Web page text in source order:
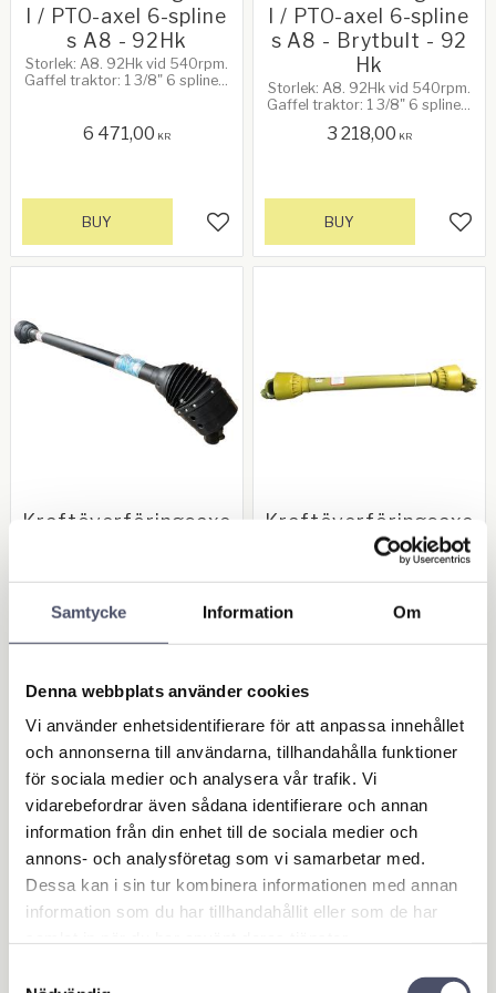
Samtycke Information Om
Denna webbplats använder cookies
Vi använder enhetsidentifierare för att anpassa innehållet
och annonserna till användarna, tillhandahålla funktioner
för sociala medier och analysera vår trafik. Vi
vidarebefordrar även sådana identifierare och annan
information från din enhet till de sociala medier och
annons- och analysföretag som vi samarbetar med.
Dessa kan i sin tur kombinera informationen med annan
information som du har tillhandahållit eller som de har
l / PTO-axel 6-spline
s A8 - 92Hk
Storlek: A8. 92Hk vid 540rpm.
Gaffel traktor: 1 3/8" 6 splines,
snabbkoppling. Se mer info
nedan!
6 471,00 KR
Add to favorites
BUY
l / PTO-axel 6-spline
s A8 - Brytbult - 92
Hk
Storlek: A8. 92Hk vid 540rpm.
Gaffel traktor: 1 3/8" 6 splines,
redskap: 1 3/8" 6 splines,
3 218,00 KR
BUY
Kraftöverföringsaxe
Storlek: A8. Vidvinkel T36WA-
splines, brytbult. Se mer info
nedan!
12 325,00KR
Add to favorites
BUY
Kraftöverföringsaxe
l / PTO-axel A8 1200
mm 1 3/8 6 splines x
Storlek: A8. 92Hk vid 540rpm.
redskap: 1 3/4" 20 splines,
BUY